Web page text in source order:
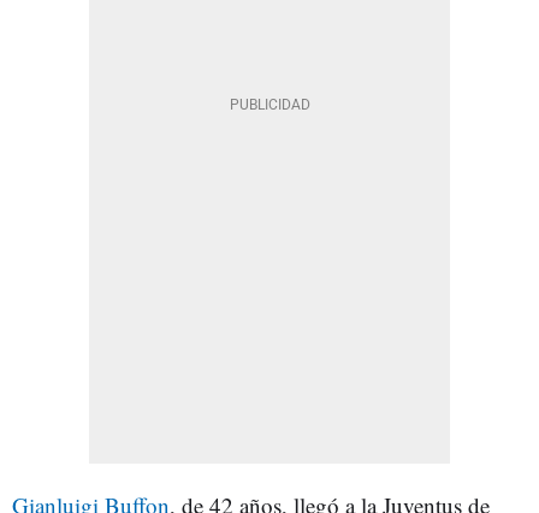
Gianluigi Buffon, de 42 años, llegó a la Juventus de